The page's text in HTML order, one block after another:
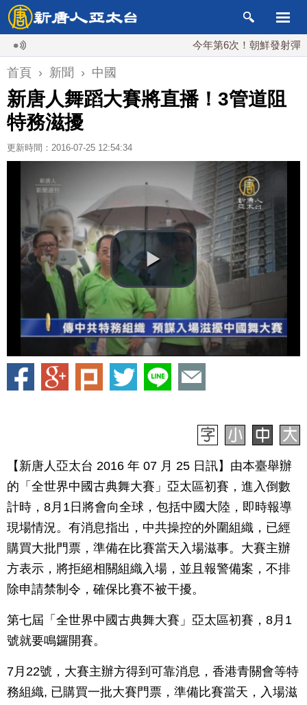
今年第6次！朝鮮發射彈道導彈
首頁 › 新聞 › 中國
新唐人舞蹈大賽將直播！3管道阻
特務滋擾
更新時間：2016-07-25 12:54:34
【新唐人亞太台 2016 年 07 月 25 日訊】由本臺舉辦
的「全世界中國古典舞大賽」亞太區初賽，進入倒數
計時，8月1日將會向全球，包括中國大陸，即時報導
現場情況。有消息指出，中共操控的外圍組織，已經
購買大批門票，準備在比賽當天入場滋事。大賽主辦
方表示，將拒絕相關組織入場，並且報警備案，不排
除申請禁制令，確保比賽不被干擾。
第七屆「全世界中國古典舞大賽」亞太區初賽，8月1
號就要鳴鑼開賽。
7月22號，大賽主辦方得到可靠消息，香港青關會等特
務組織, 已購買一批大賽門票，準備比賽當天，入場滋